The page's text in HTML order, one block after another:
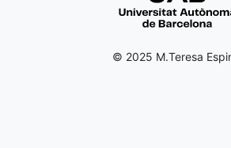
© 2025 M.Teresa